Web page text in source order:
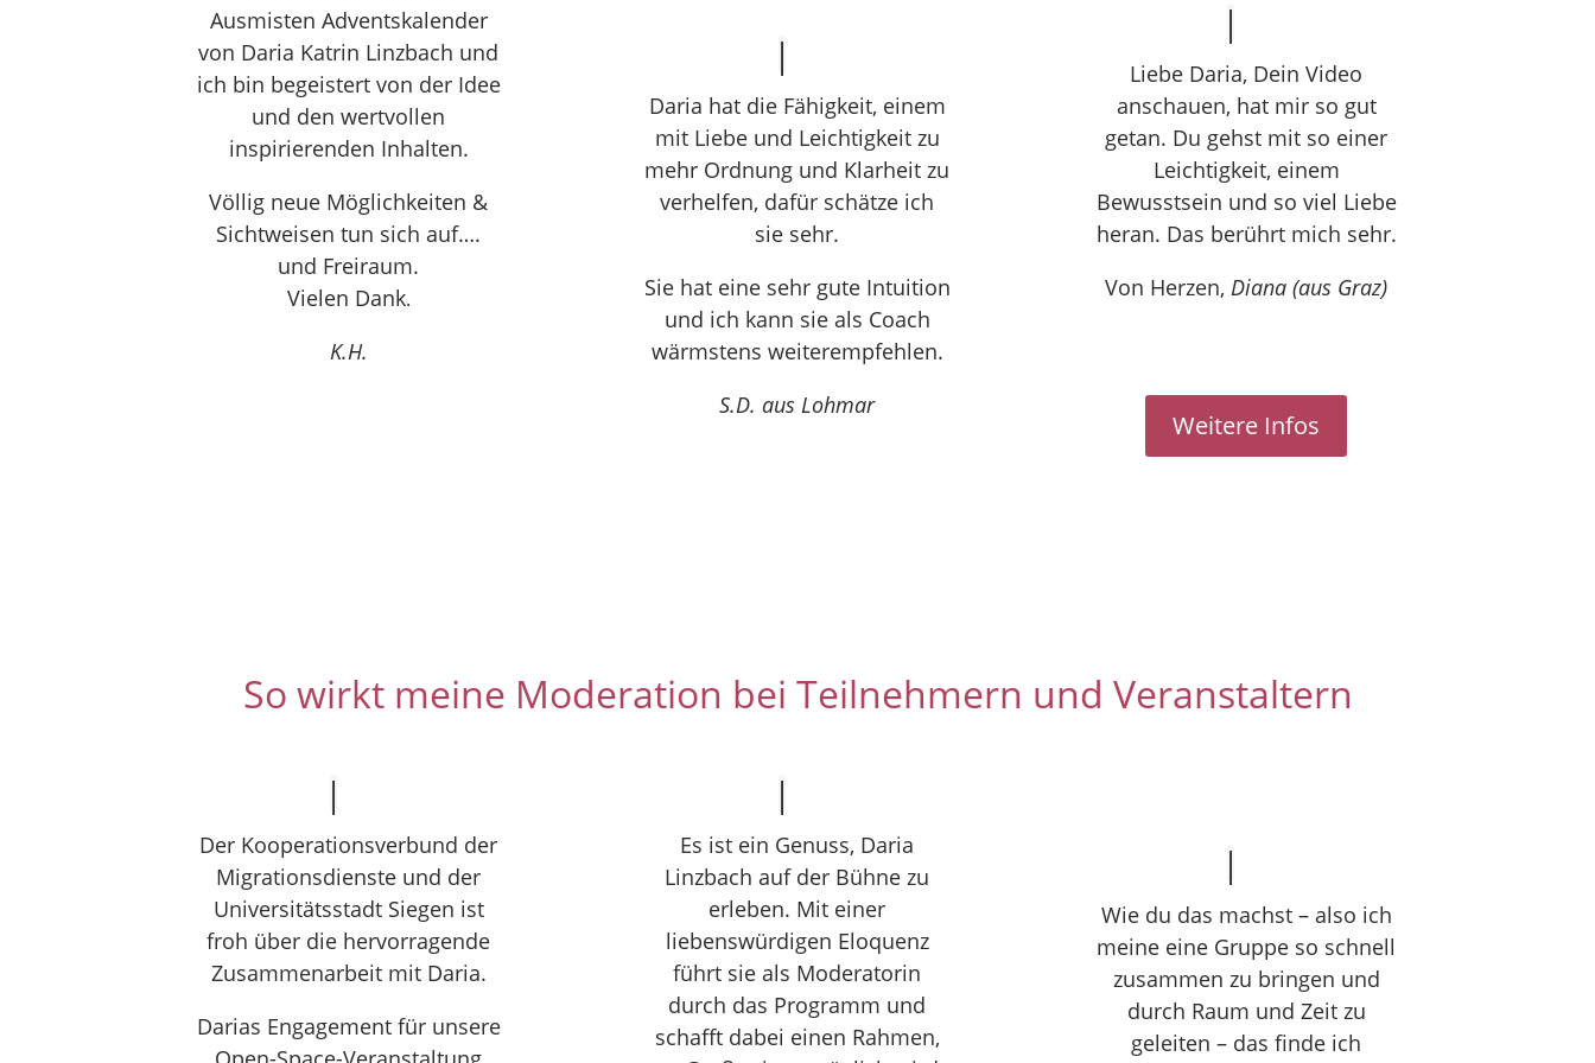
Ausmisten Adventskalender
von Daria Katrin Linzbach und
ich bin begeistert von der Idee
und den wertvollen
inspirierenden Inhalten.
Völlig neue Möglichkeiten &
Sichtweisen tun sich auf….
und Freiraum.
Vielen Dank.
K.H.
Daria hat die Fähigkeit, einem
mit Liebe und Leichtigkeit zu
mehr Ordnung und Klarheit zu
verhelfen, dafür schätze ich
sie sehr.
Sie hat eine sehr gute Intuition
und ich kann sie als Coach
wärmstens weiterempfehlen.
S.D. aus Lohmar
Liebe Daria, Dein Video
anschauen, hat mir so gut
getan. Du gehst mit so einer
Leichtigkeit, einem
Bewusstsein und so viel Liebe
heran. Das berührt mich sehr.
Von Herzen, Diana (aus Graz)
Weitere Infos
So wirkt meine Moderation bei Teilnehmern und Veranstaltern
Der Kooperationsverbund der
Migrationsdienste und der
Universitätsstadt Siegen ist
froh über die hervorragende
Zusammenarbeit mit Daria.
Darias Engagement für unsere
Es ist ein Genuss, Daria
Linzbach auf der Bühne zu
erleben. Mit einer
liebenswürdigen Eloquenz
führt sie als Moderatorin
durch das Programm und
schafft dabei einen Rahmen,
Wie du das machst – also ich
meine eine Gruppe so schnell
zusammen zu bringen und
durch Raum und Zeit zu
geleiten – das finde ich